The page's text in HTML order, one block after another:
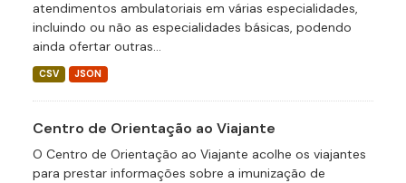
atendimentos ambulatoriais em várias especialidades,
incluindo ou não as especialidades básicas, podendo
ainda ofertar outras...
CSV JSON
Centro de Orientação ao Viajante
O Centro de Orientação ao Viajante acolhe os viajantes
para prestar informações sobre a imunização de